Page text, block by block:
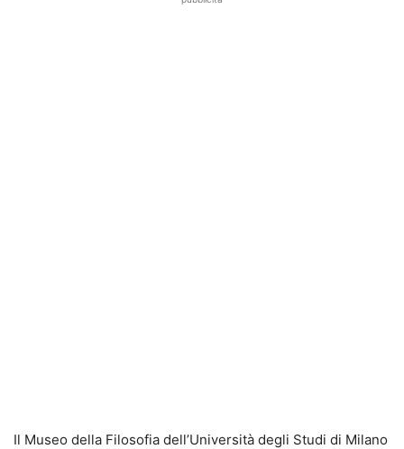
Il Museo della Filosofia dell’Università degli Studi di Milano